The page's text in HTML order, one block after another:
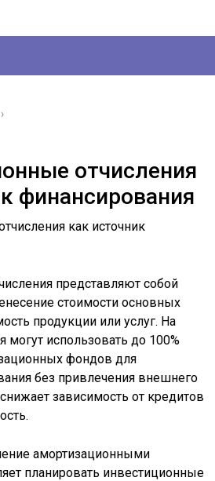
›
отчисления
финансирования
представляют собой
стоимости основных
продукции или услуг. На
могут использовать до 100%
фондов для
без привлечения внешнего
зависимость от кредитов
амортизационными
планировать инвестиционные